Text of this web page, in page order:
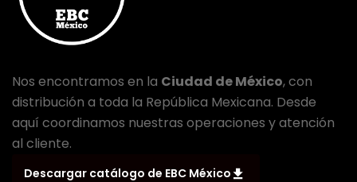
Nos encontramos en la Ciudad de México, con
distribución a toda la República Mexicana. Desde
aquí coordinamos nuestras operaciones y atención
al cliente.
Descargar catálogo de EBC México